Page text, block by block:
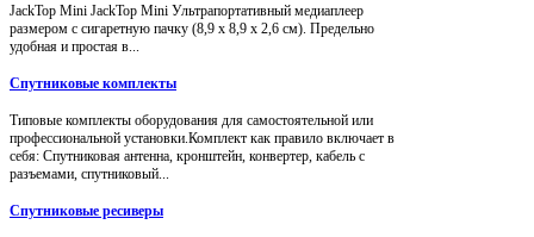
JackTop Mini JackTop Mini Ультрапортативный медиаплеер
размером с сигаретную пачку (8,9 x 8,9 x 2,6 см). Предельно
удобная и простая в...
Спутниковые комплекты
Типовые комплекты оборудования для самостоятельной или
профессиональной установки.Комплект как правило включает в
себя: Спутниковая антенна, кронштейн, конвертер, кабель с
разъемами, спутниковый...
Спутниковые ресиверы